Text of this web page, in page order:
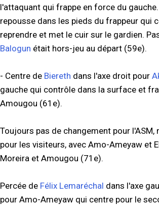
l'attaquant qui frappe en force du
repousse dans les pieds du frappeur qui
reprendre et met le cuir sur le gardien.
Balogun était hors-jeu au départ (59e).
- Centre de Biereth dans l'axe droit pour
gauche qui contrôle dans la surface et
Amougou (61e).
Toujours pas de changement pour l'ASM,
pour les visiteurs, avec Amo-Ameyaw et
Moreira et Amougou (71e).
Percée de Félix Lemaréchal dans l'axe
pour Amo-Ameyaw qui centre pour le